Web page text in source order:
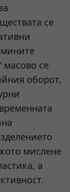
се
масово се
оборот,
мислене
а